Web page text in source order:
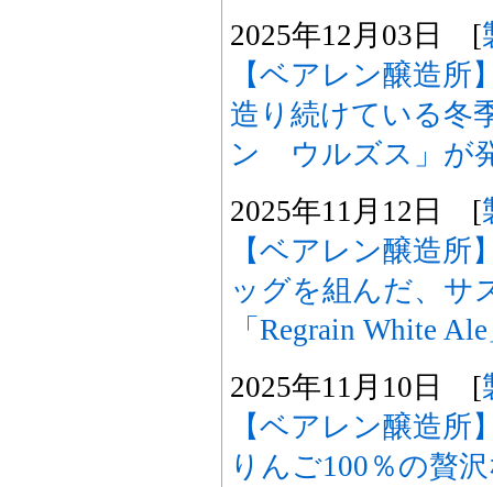
2025年12月03日 [
【ベアレン醸造所
造り続けている冬
ン ウルズス」が
2025年11月12日 [
【ベアレン醸造所
ッグを組んだ、サ
「Regrain White
2025年11月10日 [
【ベアレン醸造所
りんご100％の贅